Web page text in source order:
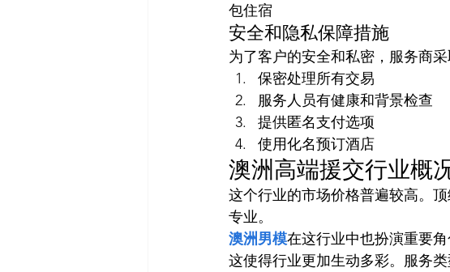
包住宿
安全和隐私保障措施
为了客户的安全和私密，服务商采
保密处理所有交易
服务人员有健康和背景检查
提供匿名支付选项
使用化名预订酒店
澳洲高端援交行业概
这个行业的市场价格普遍较高。
专业。
澳洲男模在这行业中也扮演重要
这使得行业更加生动多彩。服务